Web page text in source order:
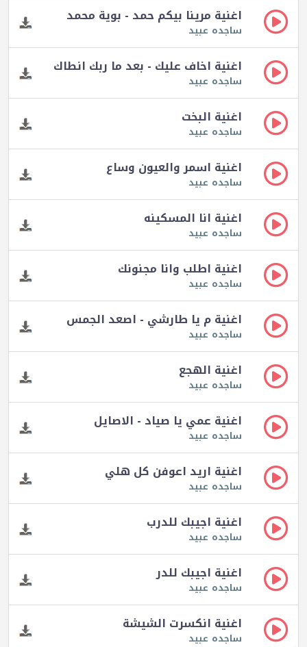
اغنية مرينا بيكم حمد - بوية محمد
ساجده عبيد
اغنية اخاف عليك - بعد ما ربك انطاك
ساجده عبيد
اغنية البخت
ساجده عبيد
اغنية اسمر والعيون وساع
ساجده عبيد
اغنية انا المسكينه
ساجده عبيد
اغنية اطلب وانا مجنونك
ساجده عبيد
اغنية م يا طارشي - اصعد الجمس
ساجده عبيد
اغنية الهجع
ساجده عبيد
اغنية عمي يا صياد - الاصايل
ساجده عبيد
اغنية اريد اعوفن كل هلي
ساجده عبيد
اغنية اجيبك للدرب
ساجده عبيد
اغنية اجيبك للدر
ساجده عبيد
اغنية انكسرت الشيشة
ساجده عبيد